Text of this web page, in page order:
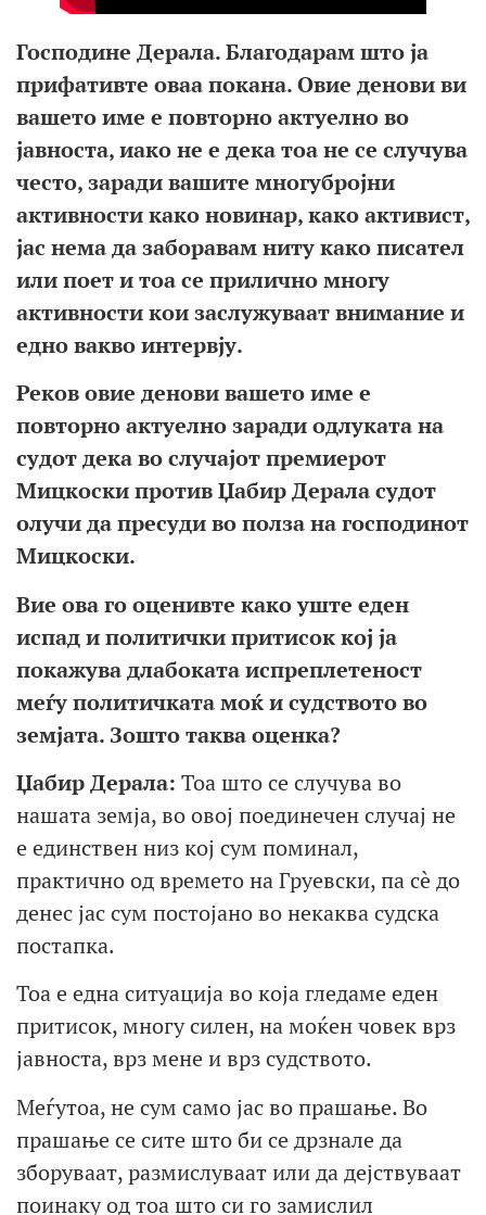
Господине Дерала.Благодарам што ја
прифативте оваа покана.Овие денови ви
вашето име е повторноактуелно во
јавноста, иако не е дека тоане се случува
често, заради вашите многубројни
активности каконовинар,како активист,
јас нема да заборавамниту како писател
или поет и тоасе прилично многу
активности коизаслужуваат внимание и
едно ваквоинтервју.
Реков овие денови вашето име е
повторноактуелно заради одлукатана
судот дека вослучајот премиерот
Мицкоски против ЏабирДерала судот
олучи да пресуди во полза нагосподинот
Мицкоски.
Вие ова го оценивте какоуште еден
испад и политички притисок кој ја
покажува длабоката испреплетеност
меѓуполитичката моќ и судството во
земјата.Зошто таква оценка?
Џабир Дерала: Тоа што се случува во
нашата земја, во овој поединечен случај не
е единствен низ кој сум поминал,
практично од времето на Груевски, па сè до
денес јас сум постојано во некаква судска
постапка.
Тоа е една ситуација во која гледаме еден
притисок, многу силен, на моќен човек врз
јавноста, врз мене и врз судството.
Меѓутоа, не сум само јас во прашање. Во
прашање се сите што би се дрзнале да
зборуваат, размислуваат или да дејствуваат
поинаку од тоа што си го замислил